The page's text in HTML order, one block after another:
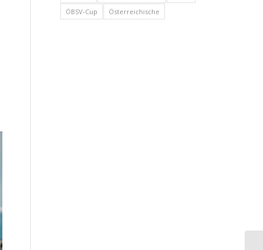
ÖBSV-Cup
Österreichische